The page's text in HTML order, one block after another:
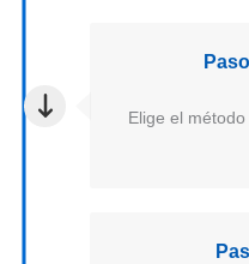
Elige el